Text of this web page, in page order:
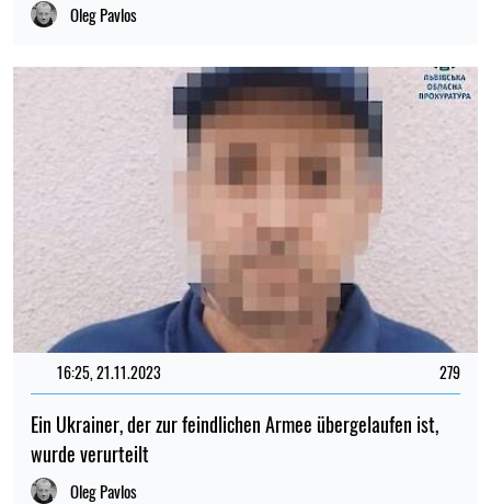
Oleg Pavlos
16:25, 21.11.2023 279
Ein Ukrainer, der zur feindlichen Armee übergelaufen ist,
wurde verurteilt
Oleg Pavlos